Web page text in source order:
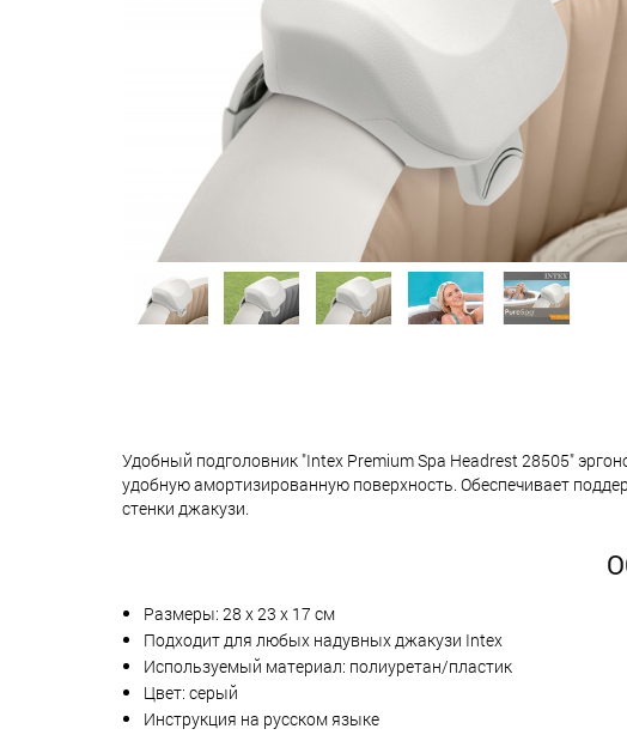
Удобный подголовник "Intex Premium Spa Headrest 28505"
удобную амортизированную поверхность. Обеспечивает
стенки джакузи.
Размеры: 28 x 23 х 17 см
Подходит для любых надувных джакузи Intex
Используемый материал: полиуретан/пластик
Цвет: серый
Инструкция на русском языке